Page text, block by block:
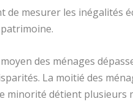
de mesurer les inégalités
des ménages
La moitié des
minorité détient plusieurs